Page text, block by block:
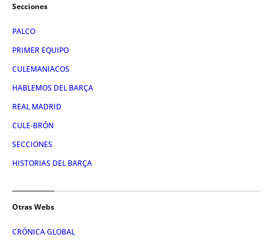
Secciones
PALCO
PRIMER EQUIPO
CULEMANIACOS
HABLEMOS DEL BARÇA
REAL MADRID
CULE-BRÓN
SECCIONES
HISTORIAS DEL BARÇA
Otras Webs
CRÓNICA GLOBAL